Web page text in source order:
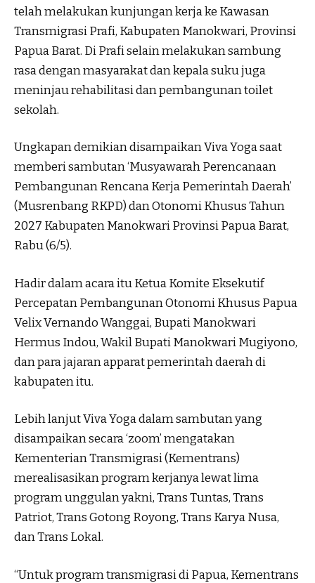
telah melakukan kunjungan kerja ke Kawasan
Transmigrasi Prafi, Kabupaten Manokwari, Provinsi
Papua Barat. Di Prafi selain melakukan sambung
rasa dengan masyarakat dan kepala suku juga
meninjau rehabilitasi dan pembangunan toilet
sekolah.
Ungkapan demikian disampaikan Viva Yoga saat
memberi sambutan ‘Musyawarah Perencanaan
Pembangunan Rencana Kerja Pemerintah Daerah’
(Musrenbang RKPD) dan Otonomi Khusus Tahun
2027 Kabupaten Manokwari Provinsi Papua Barat,
Rabu (6/5).
Hadir dalam acara itu Ketua Komite Eksekutif
Percepatan Pembangunan Otonomi Khusus Papua
Velix Vernando Wanggai, Bupati Manokwari
Hermus Indou, Wakil Bupati Manokwari Mugiyono,
dan para jajaran apparat pemerintah daerah di
kabupaten itu.
Lebih lanjut Viva Yoga dalam sambutan yang
disampaikan secara ‘zoom’ mengatakan
Kementerian Transmigrasi (Kementrans)
merealisasikan program kerjanya lewat lima
program unggulan yakni, Trans Tuntas, Trans
Patriot, Trans Gotong Royong, Trans Karya Nusa,
dan Trans Lokal.
“Untuk program transmigrasi di Papua, Kementrans